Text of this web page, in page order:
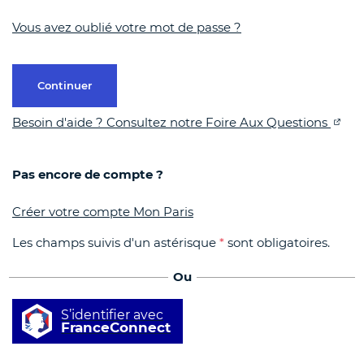
Vous avez oublié votre mot de passe ?
Continuer
Besoin d'aide ? Consultez notre Foire Aux Questions
Pas encore de compte ?
Créer votre compte Mon Paris
Les champs suivis d'un astérisque * sont obligatoires.
Ou
S’identifier avec
FranceConnect